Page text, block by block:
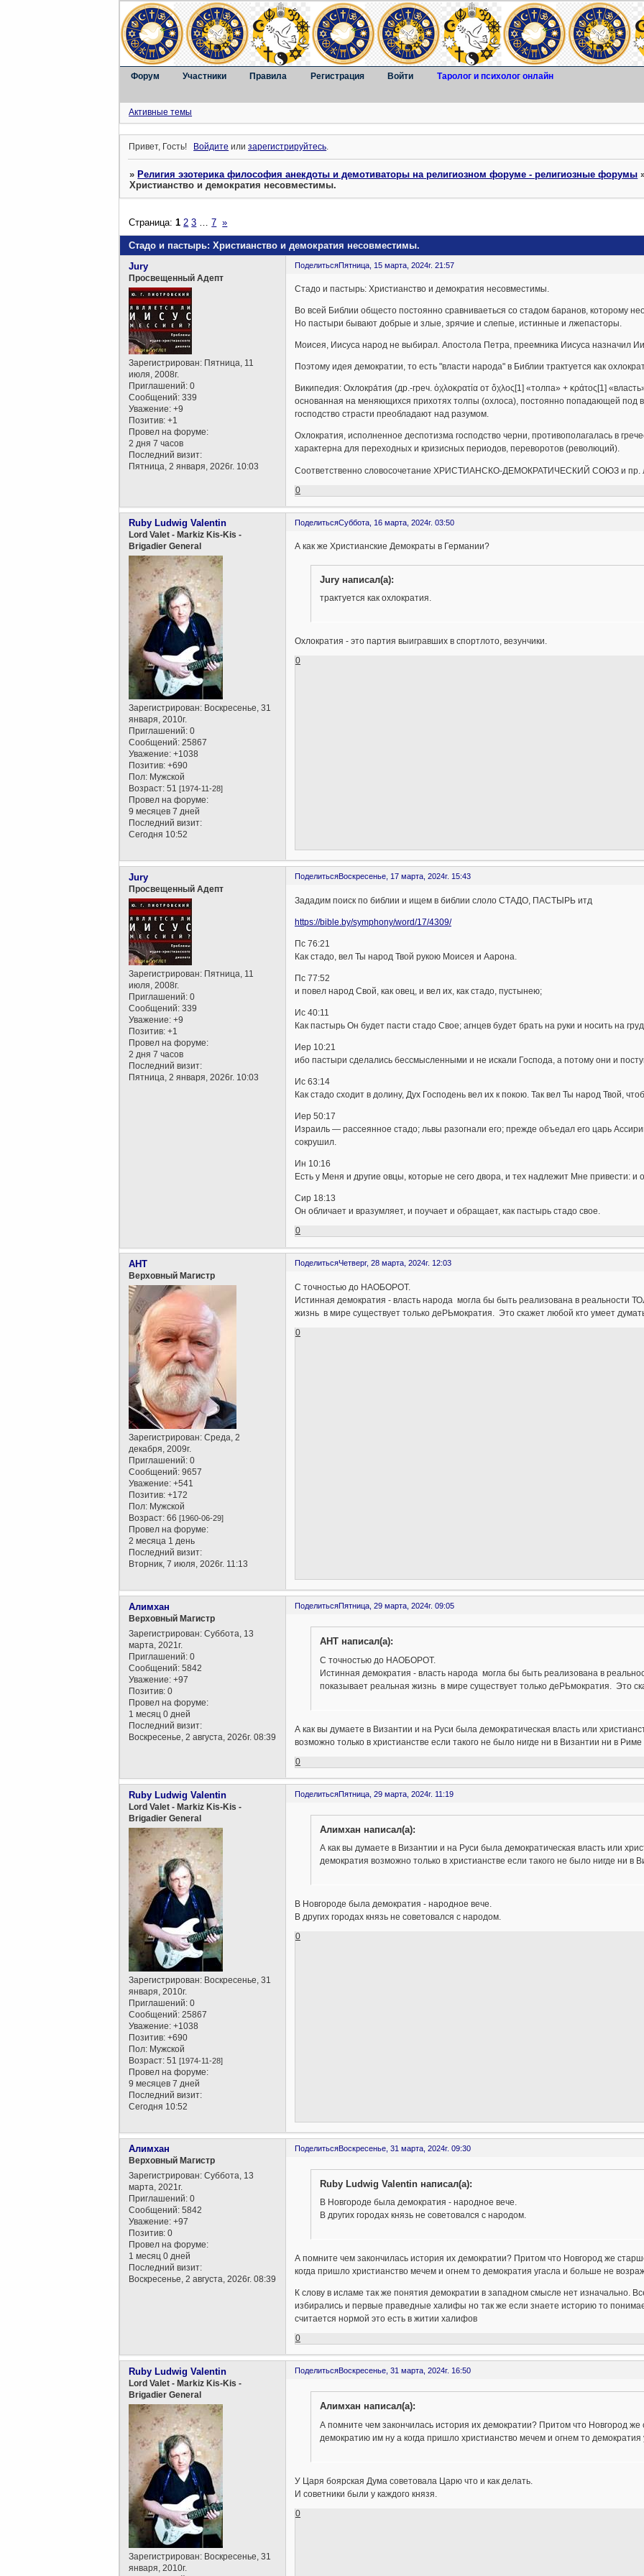
Форум Участники Правила Регистрация Войти Таролог и психолог онлайн
Активные темы
Привет, Гость! Войдите илизарегистрируйтесь.
»Религия эзотерика философия анекдоты и демотиваторы на религиозном форуме - религиозные форумы
Христианство и демократия несовместимы.
Стадо и пастырь: Христианство и демократия несовместимы.
Страница:1 2 3 7 »
ПоделитьсяПятница, 15 марта, 2024г. 21:57
Jury
Просвещенный Адепт
Зарегистрирован: Пятница, 11
июля, 2008г.
Приглашений: 0
Сообщений: 339
Уважение: +9
Позитив: +1
Провел на форуме:
2 дня 7 часов
Последний визит:
Пятница, 2 января, 2026г. 10:03
Стадо и пастырь: Христианство и демократия несовместимы.
Во всей Библии общесто постоянно сравниваеться со стадом баранов, которому
Но пастыри бывают добрые и злые, зрячие и слепые, истинные и лжепасторы.
Моисея, Иисуса народ не выбирал. Апостола Петра, преемника Иисуса назначил
Поэтому идея демократии, то есть "власти народа" в Библии трактуется как
Википедия: Охлокра́тия (др.-греч. ὀχλοκρατία от ὄχλος[1] «толпа» + κράτος[1]
основанная на меняющихся прихотях толпы (охлоса), постоянно попадающей под
господство страсти преобладают над разумом.
Охлократия, исполненное деспотизма господство черни, противополагалась в
характерна для переходных и кризисных периодов, переворотов (революций).
Соответственно словосочетание ХРИСТИАНСКО-ДЕМОКРАТИЧЕСКИЙ СОЮЗ и пр.
0
ПоделитьсяСуббота, 16 марта, 2024г. 03:50
Ruby Ludwig Valentin
Lord Valet - Markiz Kis-Kis -
Brigadier General
Зарегистрирован: Воскресенье, 31
января, 2010г.
Приглашений: 0
Сообщений: 25867
Уважение: +1038
Позитив: +690
Пол: Мужской
Возраст: 51[1974-11-28]
Провел на форуме:
9 месяцев 7 дней
Последний визит:
Сегодня 10:52
А как же Христианские Демократы в Германии?
Jury написал(а):
трактуется как охлократия.
Охлократия - это партия выигравших в спортлото, везунчики.
0
ПоделитьсяВоскресенье, 17 марта, 2024г. 15:43
Jury
Просвещенный Адепт
Зарегистрирован: Пятница, 11
июля, 2008г.
Приглашений: 0
Сообщений: 339
Уважение: +9
Позитив: +1
Провел на форуме:
2 дня 7 часов
Последний визит:
Пятница, 2 января, 2026г. 10:03
Зададим поиск по библии и ищем в библии слоло СТАДО, ПАСТЫРЬ итд
https://bible.by/symphony/word/17/4309/
Пс 76:21
Как стадо, вел Ты народ Твой рукою Моисея и Аарона.
Пс 77:52
и повел народ Свой, как овец, и вел их, как стадо, пустынею;
Ис 40:11
Как пастырь Он будет пасти стадо Свое; агнцев будет брать на руки и носить на
Иер 10:21
ибо пастыри сделались бессмысленными и не искали Господа, а потому они и
Ис 63:14
Как стадо сходит в долину, Дух Господень вел их к покою. Так вел Ты народ Твой,
Иер 50:17
Израиль — рассеянное стадо; львы разогнали его; прежде объедал его царь
сокрушил.
Ин 10:16
Есть у Меня и другие овцы, которые не сего двора, и тех надлежит Мне привести:
Сир 18:13
Он обличает и вразумляет, и поучает и обращает, как пастырь стадо свое.
0
ПоделитьсяЧетверг, 28 марта, 2024г. 12:03
AHT
Верховный Магистр
Зарегистрирован: Среда, 2
декабря, 2009г.
Приглашений: 0
Сообщений: 9657
Уважение: +541
Позитив: +172
Пол: Мужской
Возраст: 66[1960-06-29]
Провел на форуме:
2 месяца 1 день
Последний визит:
Вторник, 7 июля, 2026г. 11:13
С точностью до НАОБОРОТ.
Истинная демократия - власть народа могла бы быть реализована в реальности
жизнь в мире существует только деРЬмократия. Это скажет любой кто умеет
0
ПоделитьсяПятница, 29 марта, 2024г. 09:05
Алимхан
Верховный Магистр
Зарегистрирован: Суббота, 13
марта, 2021г.
Приглашений: 0
Сообщений: 5842
Уважение: +97
Позитив: 0
Провел на форуме:
1 месяц 0 дней
Последний визит:
Воскресенье, 2 августа, 2026г. 08:39
AHT написал(а):
С точностью до НАОБОРОТ.
Истинная демократия - власть народа могла бы быть реализована в
показывает реальная жизнь в мире существует только деРЬмократия. Это
А как вы думаете в Византии и на Руси была демократическая власть или
возможно только в христианстве если такого не было нигде ни в Византии ни в
0
ПоделитьсяПятница, 29 марта, 2024г. 11:19
Ruby Ludwig Valentin
Lord Valet - Markiz Kis-Kis -
Brigadier General
Зарегистрирован: Воскресенье, 31
января, 2010г.
Приглашений: 0
Сообщений: 25867
Уважение: +1038
Позитив: +690
Пол: Мужской
Возраст: 51[1974-11-28]
Провел на форуме:
9 месяцев 7 дней
Последний визит:
Сегодня 10:52
Алимхан написал(а):
А как вы думаете в Византии и на Руси была демократическая власть или
демократия возможно только в христианстве если такого не было нигде ни в
В Новгороде была демократия - народное вече.
В других городах князь не советовался с народом.
0
ПоделитьсяВоскресенье, 31 марта, 2024г. 09:30
Алимхан
Верховный Магистр
Зарегистрирован: Суббота, 13
марта, 2021г.
Приглашений: 0
Сообщений: 5842
Уважение: +97
Позитив: 0
Провел на форуме:
1 месяц 0 дней
Последний визит:
Воскресенье, 2 августа, 2026г. 08:39
Ruby Ludwig Valentin написал(а):
В Новгороде была демократия - народное вече.
В других городах князь не советовался с народом.
А помните чем закончилась история их демократии? Притом что Новгород же
когда пришло христианство мечем и огнем то демократия угасла и больше не
К слову в исламе так же понятия демократии в западном смысле нет изначально.
избирались и первые праведные халифы но так же если знаете историю то
считается нормой это есть в житии халифов
0
ПоделитьсяВоскресенье, 31 марта, 2024г. 16:50
Ruby Ludwig Valentin
Lord Valet - Markiz Kis-Kis -
Brigadier General
Зарегистрирован: Воскресенье, 31
января, 2010г.
Алимхан написал(а):
А помните чем закончилась история их демократии? Притом что Новгород
демократию им ну а когда пришло христианство мечем и огнем то
У Царя боярская Дума советовала Царю что и как делать.
И советники были у каждого князя.
0